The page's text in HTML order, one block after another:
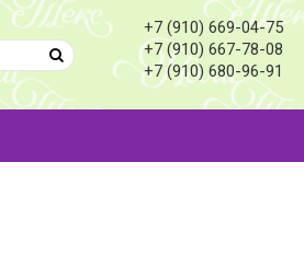
+7 (910) 669-04-75
+7 (910) 667-78-08
+7 (910) 680-96-91